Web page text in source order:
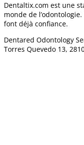
Dentaltix.com est une
monde de
font déjà confiance.
Dentared Odontology
Torres Quevedo 13,